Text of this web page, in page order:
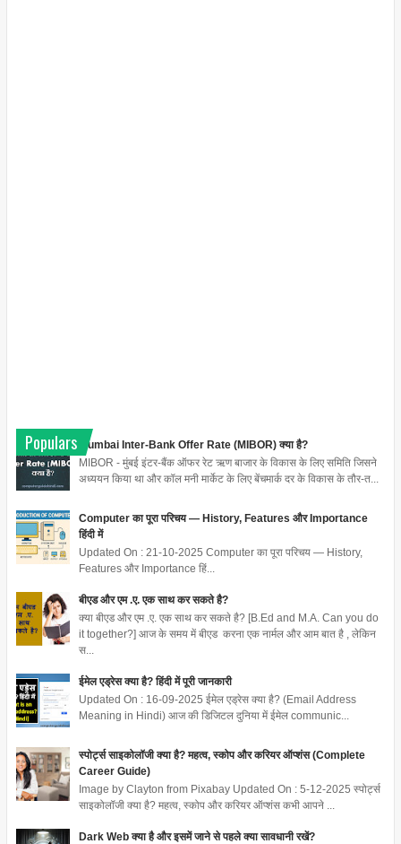
Populars
Mumbai Inter-Bank Offer Rate (MIBOR) क्या है?
MIBOR - मुंबई इंटर-बैंक ऑफर रेट ऋण बाजार के विकास के लिए समिति जिसने
अध्ययन किया था और कॉल मनी मार्केट के लिए बेंचमार्क दर के विकास के तौर-त...
Computer का पूरा परिचय — History, Features और Importance
हिंदी में
Updated On : 21-10-2025 Computer का पूरा परिचय — History,
Features और Importance हिं...
बीएड और एम .ए. एक साथ कर सकते है?
क्या बीएड और एम .ए. एक साथ कर सकते है? [B.Ed and M.A. Can you do
it together?] आज के समय में बीएड करना एक नार्मल और आम बात है , लेकिन
स...
ईमेल एड्रेस क्या है? हिंदी में पूरी जानकारी
Updated On : 16-09-2025 ईमेल एड्रेस क्या है? (Email Address
Meaning in Hindi) आज की डिजिटल दुनिया में ईमेल communic...
स्पोर्ट्स साइकोलॉजी क्या है? महत्व, स्कोप और करियर ऑप्शंस (Complete
Career Guide)
Image by Clayton from Pixabay Updated On : 5-12-2025 स्पोर्ट्स
साइकोलॉजी क्या है? महत्व, स्कोप और करियर ऑप्शंस कभी आपने ...
Dark Web क्या है और इसमें जाने से पहले क्या सावधानी रखें?